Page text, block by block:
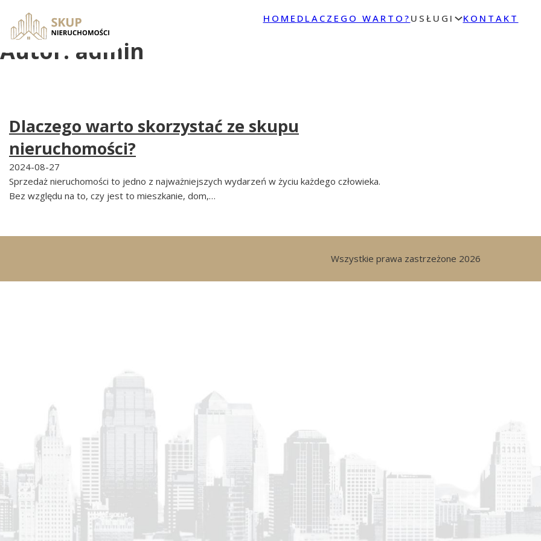
HOME DLACZEGO WARTO? USŁUGI KONTAKT
Autor: admin
Dlaczego warto skorzystać ze skupu
nieruchomości?
2024-08-27
Sprzedaż nieruchomości to jedno z najważniejszych wydarzeń w życiu każdego człowieka.
Bez względu na to, czy jest to mieszkanie, dom,…
Wszystkie prawa zastrzeżone 2026